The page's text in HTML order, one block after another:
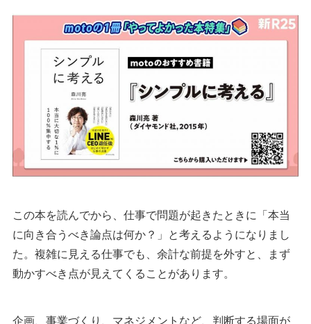
この本を読んでから、仕事で問題が起きたときに「本当
に向き合うべき論点は何か？」と考えるようになりまし
た。複雑に見える仕事でも、余計な前提を外すと、まず
動かすべき点が見えてくることがあります。
企画、事業づくり、マネジメントなど、判断する場面が